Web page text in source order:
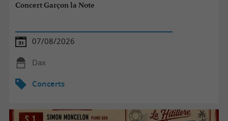
Concert Garçon la Note
07/08/2026
Dax
Concerts